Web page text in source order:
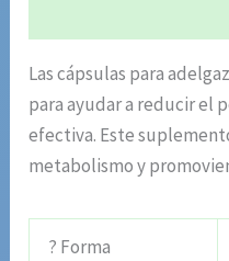
Las cápsulas para
para ayudar a reducir el
efectiva. Este
metabolismo y
? Forma